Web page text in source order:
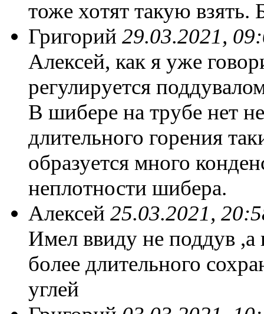
тоже хотят такую взять.
Григорий 29.03.2021,
Алексей, как я уже
регулируется
В шибере на трубе нет
длительного горения
образуется много
неплотности шибера.
Алексей 25.03.2021,
Имел ввиду не поддув
более длительного
углей